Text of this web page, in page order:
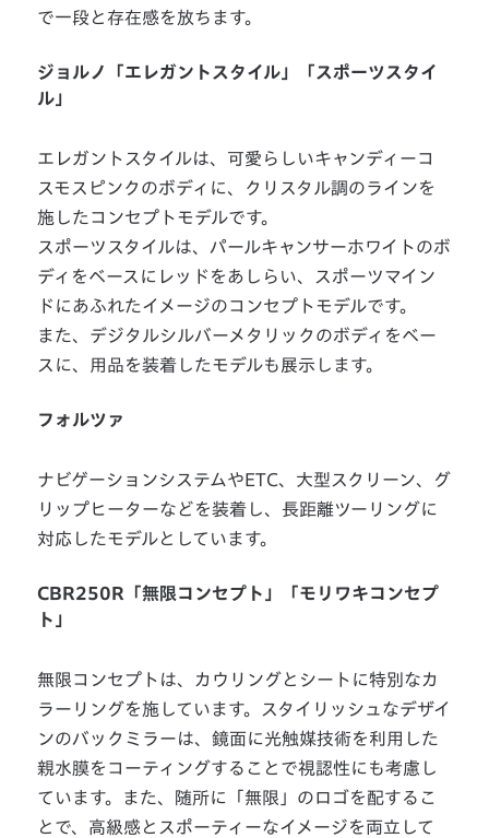
で一段と存在感を放ちます。
ジョルノ「エレガントスタイル」「スポーツスタイ
ル」
エレガントスタイルは、可愛らしいキャンディーコ
スモスピンクのボディに、クリスタル調のラインを
施したコンセプトモデルです。
スポーツスタイルは、パールキャンサーホワイトのボ
ディをベースにレッドをあしらい、スポーツマイン
ドにあふれたイメージのコンセプトモデルです。
また、デジタルシルバーメタリックのボディをベー
スに、用品を装着したモデルも展示します。
フォルツァ
ナビゲーションシステムやETC、大型スクリーン、グ
リップヒーターなどを装着し、長距離ツーリングに
対応したモデルとしています。
CBR250R「無限コンセプト」「モリワキコンセプ
ト」
無限コンセプトは、カウリングとシートに特別なカ
ラーリングを施しています。スタイリッシュなデザイ
ンのバックミラーは、鏡面に光触媒技術を利用した
親水膜をコーティングすることで視認性にも考慮し
ています。また、随所に「無限」のロゴを配するこ
とで、高級感とスポーティーなイメージを両立して